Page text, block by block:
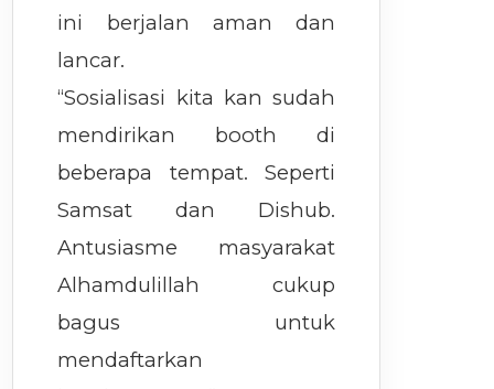
ini berjalan aman dan
lancar.
“Sosialisasi kita kan sudah
mendirikan booth di
beberapa tempat. Seperti
Samsat dan Dishub.
Antusiasme masyarakat
Alhamdulillah cukup
bagus untuk
mendaftarkan